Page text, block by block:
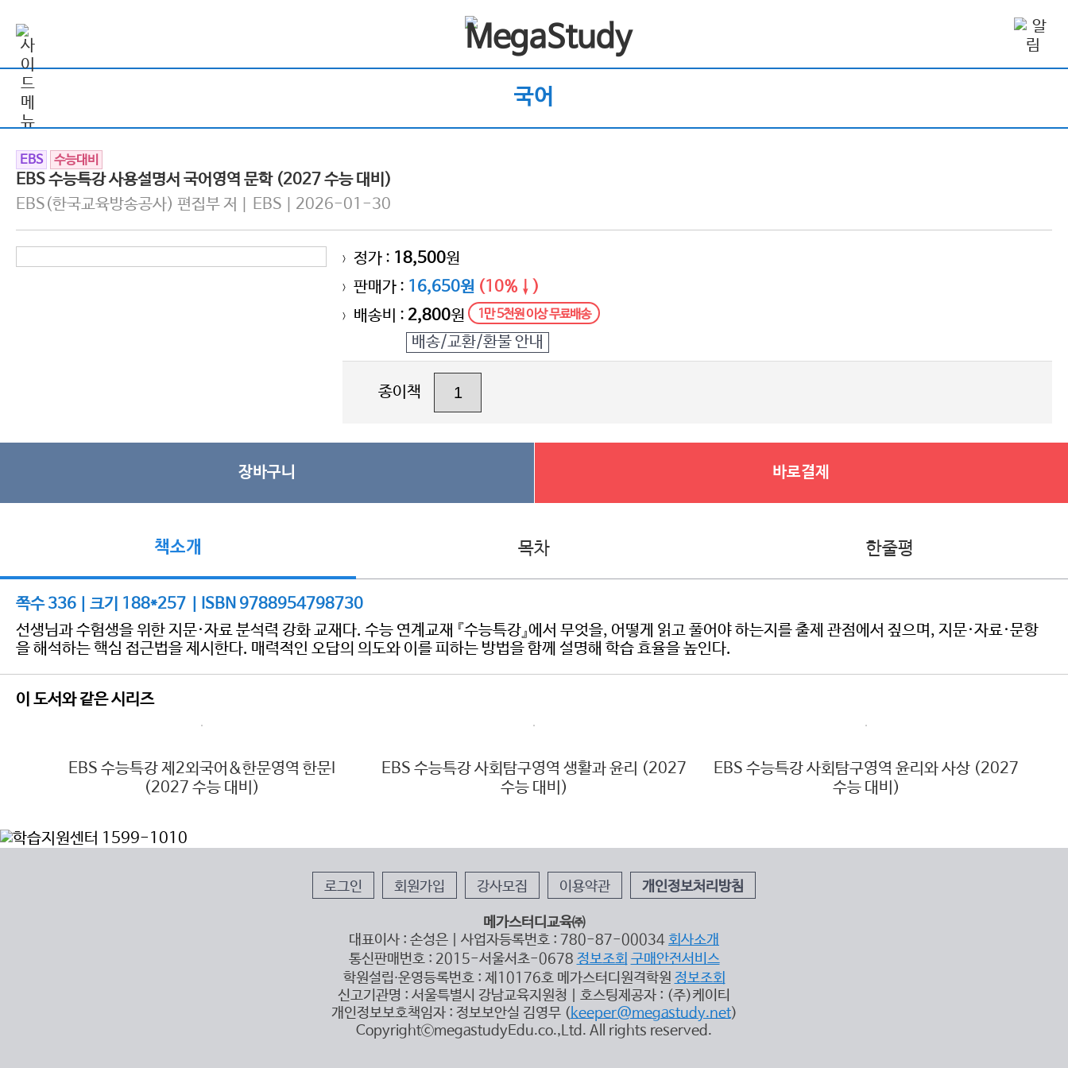
국어
EBS 수능대비
EBS 수능특강 사용설명서 국어영역 문학 (2027 수능 대비)
EBS(한국교육방송공사) 편집부 저 | EBS | 2026-01-30
> 정가 : 18,500원
> 판매가 : 16,650원 (10%↓)
> 배송비 : 2,800원 1만 5천원 이상 무료배송
배송/교환/환불 안내
종이책
장바구니 바로결제
책소개 목차 한줄평
쪽수 336 | 크기 188*257 | ISBN 9788954798730
선생님과 수험생을 위한 지문·자료 분석력 강화 교재다. 수능 연계교재 『수능특강』에서 무엇을, 어떻게 읽고 풀어야 하는지를 출제 관점에서 짚으며, 지문·자료·문항
을 해석하는 핵심 접근법을 제시한다. 매력적인 오답의 의도와 이를 피하는 방법을 함께 설명해 학습 효율을 높인다.
이 도서와 같은 시리즈
EBS 수능특강 제2외국어&한문영역 한문I
(2027 수능 대비)
EBS 수능특강 사회탐구영역 생활과 윤리 (2027
수능 대비)
EBS 수능특강 사회탐구영역 윤리와 사상 (2027
수능 대비)
로그인 회원가입 강사모집 이용약관 개인정보처리방침
메가스터디교육㈜
대표이사 : 손성은 | 사업자등록번호 : 780-87-00034 회사소개
통신판매번호 : 2015-서울서초-0678 정보조회 구매안전서비스
학원설립∙운영등록번호 : 제10176호 메가스터디원격학원 정보조회
신고기관명 : 서울특별시 강남교육지원청 | 호스팅제공자 : (주)케이티
개인정보보호책임자 : 정보보안실 김영무 ( keeper@megastudy.net)
CopyrightⓒmegastudyEdu.co.,Ltd. All rights reserved.